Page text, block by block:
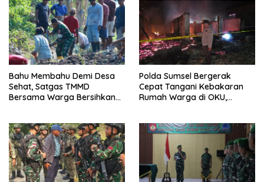
Bahu Membahu Demi Desa
Sehat, Satgas TMMD
Bersama Warga Bersihkan
Polda Sumsel Bergerak
Cepat Tangani Kebakaran
Rumah Warga di OKU,